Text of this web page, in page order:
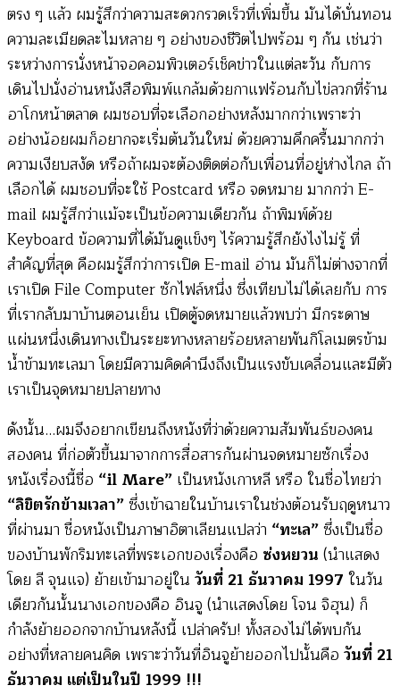
ตรง ๆ แล้ว ผมรู้สึกว่าความสะดวกรวดเร็วที่เพิ่มขึ้น มันได้บั่นทอน
ความละเมียดละไมหลาย ๆ อย่างของชีวิตไปพร้อม ๆ กัน เช่นว่า
ระหว่างการนั่งหน้าจอคอมพิวเตอร์เช็คข่าวในแต่ละวัน กับการ
เดินไปนั่งอ่านหนังสือพิมพ์แกล้มด้วยกาแฟร้อนกับไข่ลวกที่ร้าน
อาโกหน้าตลาด ผมชอบที่จะเลือกอย่างหลังมากกว่าเพราะว่า
อย่างน้อยผมก็อยากจะเริ่มต้นวันใหม่ ด้วยความคึกครื้นมากกว่า
ความเงียบสงัด หรือถ้าผมจะต้องติดต่อกับเพื่อนที่อยู่ห่างไกล ถ้า
เลือกได้ ผมชอบที่จะใช้ Postcard หรือ จดหมาย มากกว่า E-
mail ผมรู้สึกว่าแม้จะเป็นข้อความเดียวกัน ถ้าพิมพ์ด้วย
Keyboard ข้อความที่ได้มันดูแข็งๆ ไร้ความรู้สึกยังไงไม่รู้ ที่
สำคัญที่สุด คือผมรู้สึกว่าการเปิด E-mail อ่าน มันก็ไม่ต่างจากที่
เราเปิด File Computer ซักไฟล์หนึ่ง ซึ่งเทียบไม่ได้เลยกับ การ
ที่เรากลับมาบ้านตอนเย็น เปิดตู้จดหมายแล้วพบว่า มีกระดาษ
แผ่นหนึ่งเดินทางเป็นระยะทางหลายร้อยหลายพันกิโลเมตรข้าม
น้ำข้ามทะเลมา โดยมีความคิดคำนึงถึงเป็นแรงขับเคลื่อนและมีตัว
เราเป็นจุดหมายปลายทาง
ดังนั้น…ผมจึงอยากเขียนถึงหนังที่ว่าด้วยความสัมพันธ์ของคน
สองคน ที่ก่อตัวขึ้นมาจากการสื่อสารกันผ่านจดหมายซักเรื่อง
หนังเรื่องนี้ชื่อ “il Mare” เป็นหนังเกาหลี หรือ ในชื่อไทยว่า
“ลิขิตรักข้ามเวลา”ซึ่งเข้าฉายในบ้านเราในช่วงต้อนรับฤดูหนาว
ที่ผ่านมา ชื่อหนังเป็นภาษาอิตาเลียนแปลว่า “ทะเล”ซึ่งเป็นชื่อ
ของบ้านพักริมทะเลที่พระเอกของเรื่องคือ ซ่งหยวน (นำแสดง
โดย ลี จุนแจ) ย้ายเข้ามาอยู่ใน วันที่ 21 ธันวาคม 1997 ในวัน
เดียวกันนั้นนางเอกของคือ อินจู (นำแสดงโดย โจน จิฮุน) ก็
กำลังย้ายออกจากบ้านหลังนี้ เปล่าครับ! ทั้งสองไม่ได้พบกัน
อย่างที่หลายคนคิด เพราะว่าวันที่อินจูย้ายออกไปนั้นคือ วันที่ 21
ธันวาคม แต่เป็นในปี 1999 !!!